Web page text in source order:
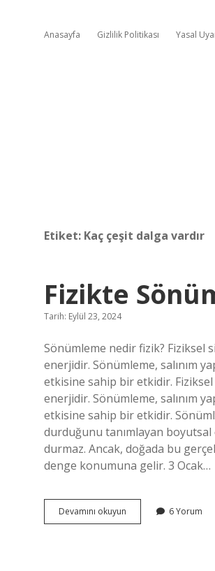
Anasayfa Gizlilik Politikası Yasal
Etiket: Kaç çeşit dalga vardır
Fizikte
Tarih: Eylül 23, 2024
Sönümleme nedir fizik? Fiziksel
enerjidir. Sönümleme, salınım
etkisine sahip bir etkidir.
enerjidir. Sönümleme, salınım
etkisine sahip bir etkidir.
durduğunu tanımlayan
durmaz. Ancak, doğada bu
denge konumuna gelir. 3 Ocak…
Devamını okuyun
Sönümleme
6 Yorum